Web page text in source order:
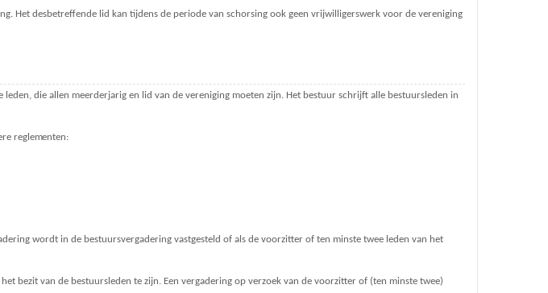
Het desbetreffende lid kan tijdens de periode van schorsing ook geen vrijwilligerswerk voor de vereniging
die allen meerderjarig en lid van de vereniging moeten zijn. Het bestuur schrijft alle bestuursleden in
reglementen:
wordt in de bestuursvergadering vastgesteld of als de voorzitter of ten minste twee leden van het
bezit van de bestuursleden te zijn. Een vergadering op verzoek van de voorzitter of (ten minste twee)